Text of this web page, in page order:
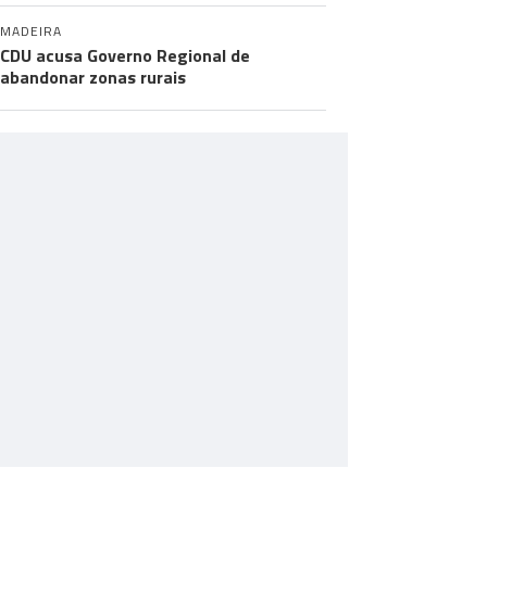
MADEIRA
CDU acusa Governo Regional de
abandonar zonas rurais